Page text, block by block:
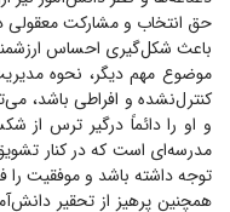
حق انتخاب و مشارکت معقولی
باعث شکل‌گیری احساس
موضوع مهم دیگر، نحوه
کنترل‌نشده و افراطی باشد،
و او را دائماً درگیر ترس از
مدرسه‌ای است که در کنار
توجه داشته باشد و موفقیت را
همچنین پرهیز از تحقیر